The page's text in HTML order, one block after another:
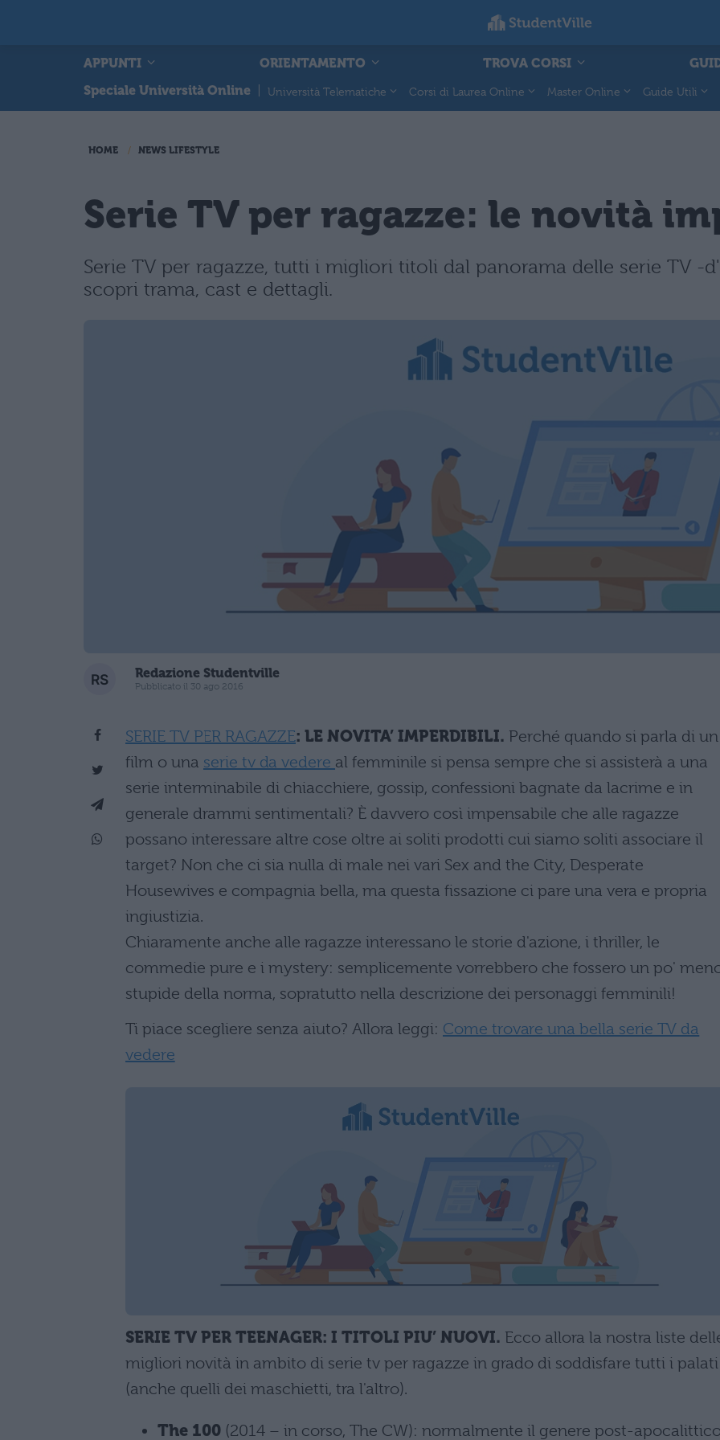
APPUNTI ORIENTAMENTO TROVA CORSI
Speciale Università Online
Università Telematiche Corsi di Laurea Online Master Online Guide Utili
HOME NEWS LIFESTYLE
Serie TV per ragazze: le novità
Serie TV per ragazze, tutti i migliori titoli dal panorama delle serie TV -
scopri trama, cast e dettagli.
Redazione Studentville
Pubblicato il 30 ago 2016
SERIE TV PER RAGAZZE: LE NOVITA’ IMPERDIBILI. Perché quando si parla di un
film o una serie tv da vedere al femminile si pensa sempre che si assisterà a una
serie interminabile di chiacchiere, gossip, confessioni bagnate da lacrime e in
generale drammi sentimentali? È davvero così impensabile che alle ragazze
possano interessare altre cose oltre ai soliti prodotti cui siamo soliti associare il
target? Non che ci sia nulla di male nei vari Sex and the City, Desperate
Housewives e compagnia bella, ma questa fissazione ci pare una vera e propria
ingiustizia.
Chiaramente anche alle ragazze interessano le storie d'azione, i thriller, le
commedie pure e i mystery: semplicemente vorrebbero che fossero un po'
stupide della norma, sopratutto nella descrizione dei personaggi femminili!
Ti piace scegliere senza aiuto? Allora leggi: Come trovare una bella serie TV da
vedere
SERIE TV PER TEENAGER: I TITOLI PIU’ NUOVI. Ecco allora la nostra liste
migliori novità in ambito di serie tv per ragazze in grado di soddisfare tutti i palati
(anche quelli dei maschietti, tra l'altro).
The 100 (2014 – in corso, The CW): normalmente il genere post-